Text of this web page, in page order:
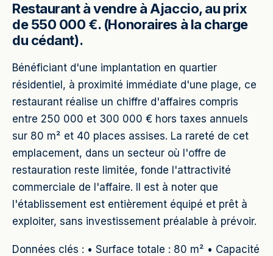
Restaurant à vendre à Ajaccio, au prix
de 550 000 €. (Honoraires à la charge
du cédant).
Bénéficiant d'une implantation en quartier
résidentiel, à proximité immédiate d'une plage, ce
restaurant réalise un chiffre d'affaires compris
entre 250 000 et 300 000 € hors taxes annuels
sur 80 m² et 40 places assises. La rareté de cet
emplacement, dans un secteur où l'offre de
restauration reste limitée, fonde l'attractivité
commerciale de l'affaire. Il est à noter que
l'établissement est entièrement équipé et prêt à
exploiter, sans investissement préalable à prévoir.
Données clés : • Surface totale : 80 m² • Capacité